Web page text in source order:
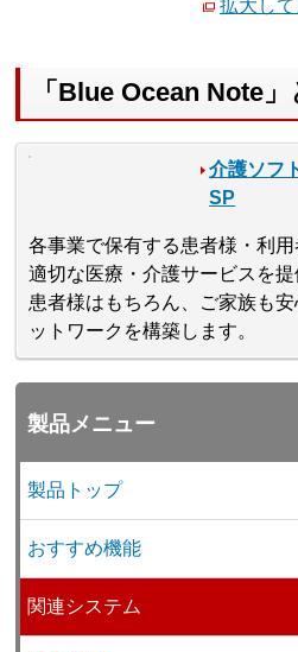
拡大して
「Blue Ocean Note
介護ソフ
SP
各事業で保有する患者様・利用
適切な医療・介護サービスを
患者様はもちろん、ご家族も
ットワークを構築します。
製品メニュー
製品トップ
おすすめ機能
関連システム